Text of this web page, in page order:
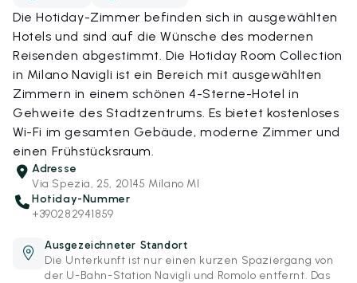
Die Hotiday-Zimmer befinden sich in ausgewählten
Hotels und sind auf die Wünsche des modernen
Reisenden abgestimmt. Die Hotiday Room Collection
in Milano Navigli ist ein Bereich mit ausgewählten
Zimmern in einem schönen 4-Sterne-Hotel in
Gehweite des Stadtzentrums. Es bietet kostenloses
Wi-Fi im gesamten Gebäude, moderne Zimmer und
einen Frühstücksraum.
Adresse
Via Spezia, 25, 20145 Milano MI
Hotiday-Nummer
+390282941859
Ausgezeichneter Standort
Die Unterkunft ist nur einen kurzen Spaziergang von
der U-Bahn-Station Navigli und Romolo entfernt. Das